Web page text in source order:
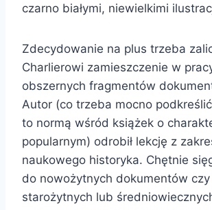
czarno białymi, niewielkimi
Zdecydowanie na plus trzeba
Charlierowi zamieszczenie w
obszernych fragmentów
Autor (co trzeba mocno
to normą wśród książek o
popularnym) odrobił lekcję z
naukowego historyka. Chętnie
do nowożytnych dokumentów
starożytnych lub